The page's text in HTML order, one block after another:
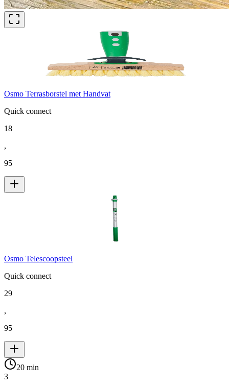
Osmo Terrasborstel met Handvat
Quick connect
18
,
95
Osmo Telescoopsteel
Quick connect
29
,
95
20 min
3